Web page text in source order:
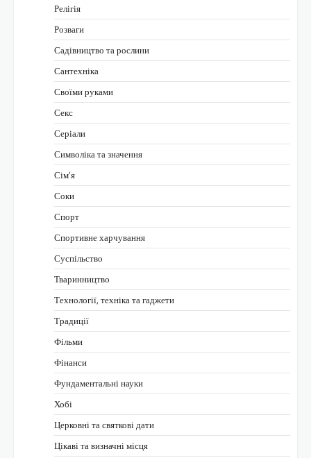
Релігія
Розваги
Садівництво та рослини
Сантехніка
Своїми руками
Секс
Серіали
Символіка та значення
Сім’я
Соки
Спорт
Спортивне харчування
Суспільство
Тваринництво
Технології, техніка та гаджети
Традиції
Фільми
Фінанси
Фундаментальні науки
Хобі
Церковні та святкові дати
Цікаві та визначні місця